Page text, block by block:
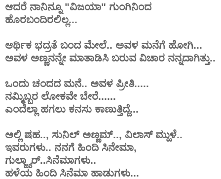
ಆದರೆ ನಾನಿನ್ನೂ "ವಿಜಯಾ" ಗುಂಗಿನಿಂದ
ಹೊರಬಂದಿರಲಿಲ್ಲ...
ಆರ್ಥಿಕ ಭದ್ರತೆ ಬಂದ ಮೇಲೆ.. ಅವಳ ಮನೆಗೆ ಹೋಗಿ...
ಅವಳ ಅಣ್ಣನನ್ನೇ ಮಾತಾಡಿಸಿ ಬರುವ ವಿಚಾರ ನನ್ನದಾಗಿತ್ತು..
ಒಂದು ಚಂದದ ಮನೆ.. ಅವಳ ಪ್ರೀತಿ.....
ನಮ್ಮಿಬ್ಬರ ಲೋಕವೇ ಬೇರೆ......
ಎಂದೆಲ್ಲಾ ಹಗಲು ಕನಸು ಕಾಣುತ್ತಿದ್ದೆ...
ಅಲ್ಲಿ ಷಹ.., ಸುನಿಲ್ ಅಣ್ಣಮ್.., ವಿಲಾಸ್ ಮ್ಹುಳೆ..
ಇವರುಗಳು.. ನನಗೆ ಹಿಂದಿ ಸಿನೇಮಾ,
ಗುಲ್ಜ್ಯಾರ್..ಸಿನೆಮಾಗಳು..
ಹಳೆಯ ಹಿಂದಿ ಸಿನೆಮಾ ಹಾಡುಗಳು...